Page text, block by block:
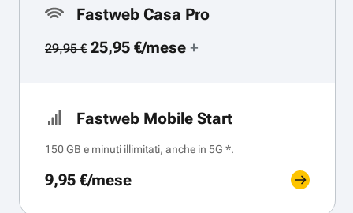
Fastweb Casa Pro
29,95 €25,95 €/mese+
Fastweb Mobile Start
150 GB e minuti illimitati, anche in 5G *.
9,95 €/mese